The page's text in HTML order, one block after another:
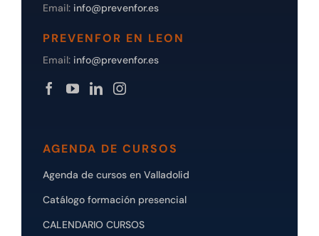
Email: info@prevenfor.es
PREVENFOR EN LEON
Email: info@prevenfor.es
AGENDA DE CURSOS
Agenda de cursos en Valladolid
Catálogo formación presencial
CALENDARIO CURSOS